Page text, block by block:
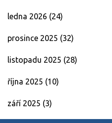
ledna 2026 (24)
prosince 2025 (32)
listopadu 2025 (28)
října 2025 (10)
září 2025 (3)